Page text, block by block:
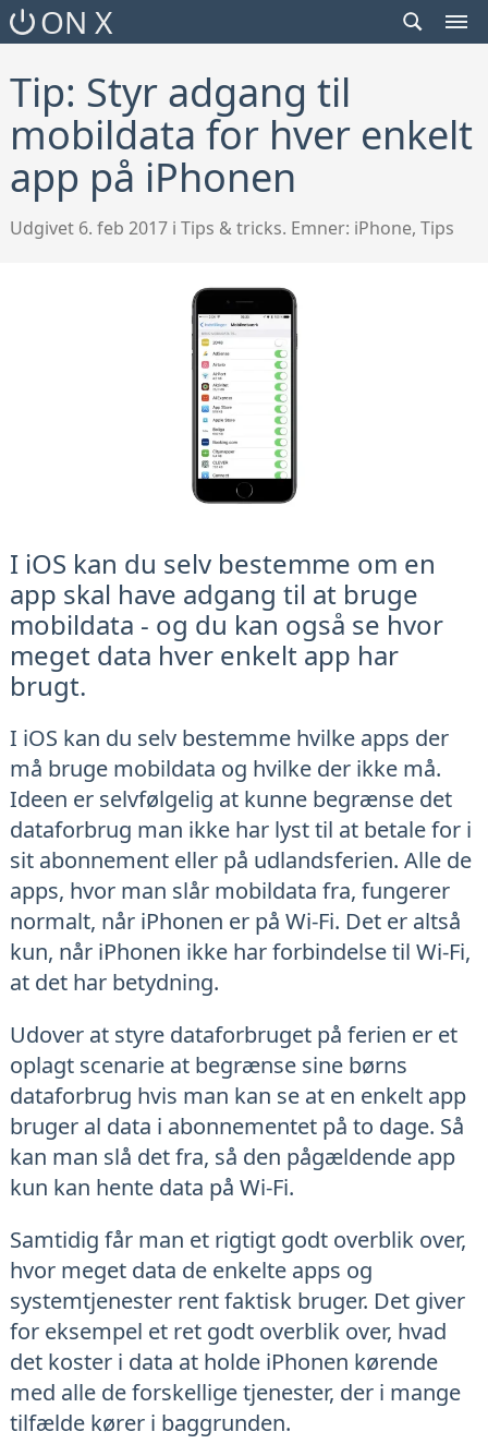
ON X
TOGGLE
Tip: Styr adgang til
mobildata for hver enkelt
app på iPhonen
Udgivet 6. feb 2017 i Tips & tricks. Emner: iPhone, Tips
I iOS kan du selv bestemme om en
app skal have adgang til at bruge
mobildata - og du kan også se hvor
meget data hver enkelt app har
brugt.
I iOS kan du selv bestemme hvilke apps der
må bruge mobildata og hvilke der ikke må.
Ideen er selvfølgelig at kunne begrænse det
dataforbrug man ikke har lyst til at betale for i
sit abonnement eller på udlandsferien. Alle de
apps, hvor man slår mobildata fra, fungerer
normalt, når iPhonen er på Wi-Fi. Det er altså
kun, når iPhonen ikke har forbindelse til Wi-Fi,
at det har betydning.
Udover at styre dataforbruget på ferien er et
oplagt scenarie at begrænse sine børns
dataforbrug hvis man kan se at en enkelt app
bruger al data i abonnementet på to dage. Så
kan man slå det fra, så den pågældende app
kun kan hente data på Wi-Fi.
Samtidig får man et rigtigt godt overblik over,
hvor meget data de enkelte apps og
systemtjenester rent faktisk bruger. Det giver
for eksempel et ret godt overblik over, hvad
det koster i data at holde iPhonen kørende
med alle de forskellige tjenester, der i mange
tilfælde kører i baggrunden.